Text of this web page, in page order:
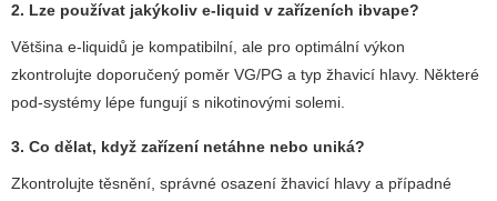
2. Lze používat jakýkoliv e-liquid v zařízeních ibvape?
Většina e-liquidů je kompatibilní, ale pro optimální výkon
zkontrolujte doporučený poměr VG/PG a typ žhavicí hlavy. Některé
pod-systémy lépe fungují s nikotinovými solemi.
3. Co dělat, když zařízení netáhne nebo uniká?
Zkontrolujte těsnění, správné osazení žhavicí hlavy a případné